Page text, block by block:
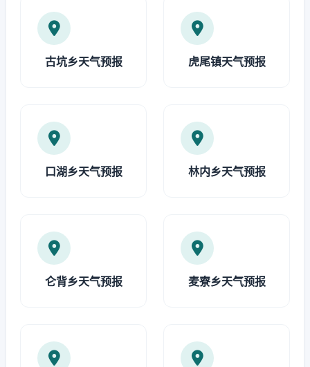
古坑乡天气预报 虎尾镇天气预报
口湖乡天气预报 林内乡天气预报
仑背乡天气预报 麦寮乡天气预报